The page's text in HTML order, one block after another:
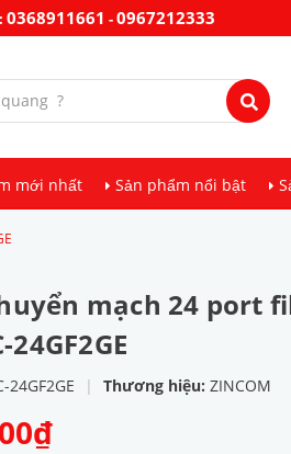
0368911661 -0967212333
mới nhất Sản phẩm nổi bật
mạch 24 port
24GF2GE | Thương hiệu: ZINCOM